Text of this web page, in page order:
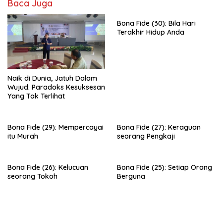
Baca Juga
Naik di Dunia, Jatuh Dalam
Wujud: Paradoks Kesuksesan
Yang Tak Terlihat
Bona Fide (30): Bila Hari
Terakhir Hidup Anda
Bona Fide (29): Mempercayai
itu Murah
Bona Fide (27): Keraguan
seorang Pengkaji
Bona Fide (26): Kelucuan
seorang Tokoh
Bona Fide (25): Setiap Orang
Berguna